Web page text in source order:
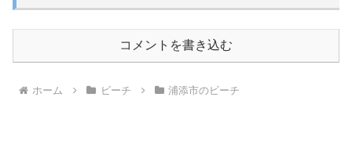
コメントを書き込む
ホーム ビーチ 浦添市のビーチ